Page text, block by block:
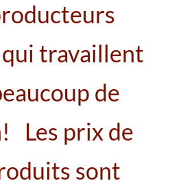
qui travaillent
de
Les prix de
sont